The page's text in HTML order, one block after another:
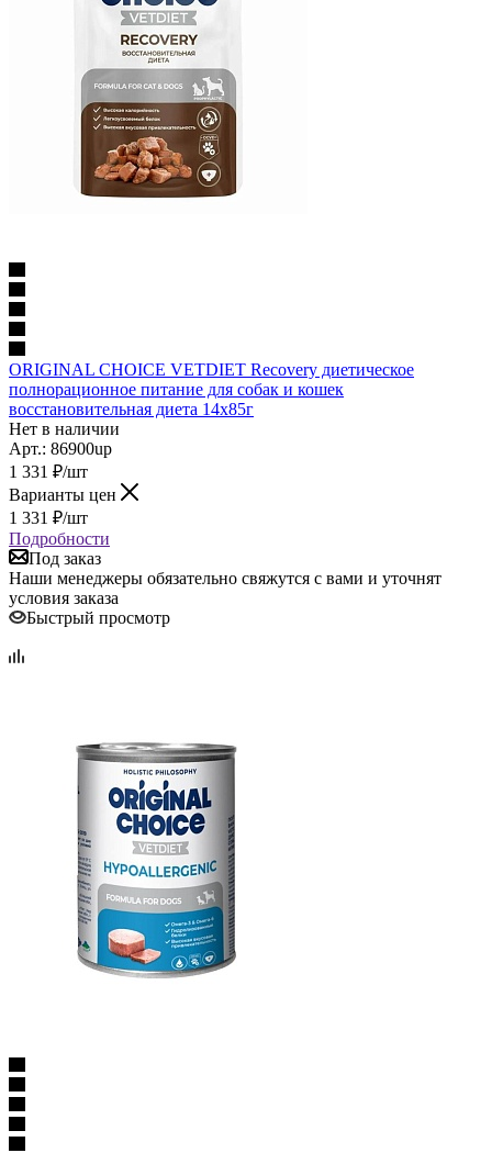
ORIGINAL CHOICE VETDIET Recovery диетическое
полнорационное питание для собак и кошек
восстановительная диета 14x85г
Нет в наличии
Арт.: 86900up
1 331 ₽/шт
Варианты цен
1 331 ₽/шт
Подробности
Под заказ
Наши менеджеры обязательно свяжутся с вами и уточнят
условия заказа
Быстрый просмотр